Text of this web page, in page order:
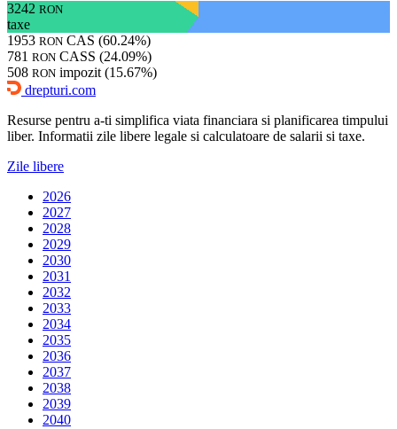
3242 RON
taxe
1953 RON CAS (60.24%)
781 RON CASS (24.09%)
508 RON impozit (15.67%)
drepturi.com
Resurse pentru a-ti simplifica viata financiara si planificarea timpului
liber. Informatii zile libere legale si calculatoare de salarii si taxe.
Zile libere
2026
2027
2028
2029
2030
2031
2032
2033
2034
2035
2036
2037
2038
2039
2040